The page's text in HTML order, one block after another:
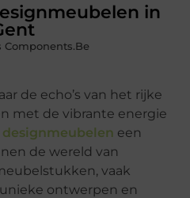
in
Components.Be
de echo’s van het rijke
met de vibrante energie
designmeubelen een
de wereld van
vaak
ontwerpen en